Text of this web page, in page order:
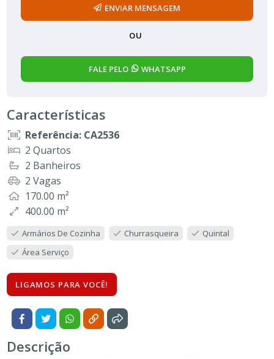
ENVIAR MENSAGEM
OU
FALE PELO WHATSAPP
Características
Referência: CA2536
2 Quartos
2 Banheiros
2 Vagas
170.00 m²
400.00 m²
Armários De Cozinha Churrasqueira
Quintal
Área Serviço
LIGAMOS PARA VOCÊ!
Descrição